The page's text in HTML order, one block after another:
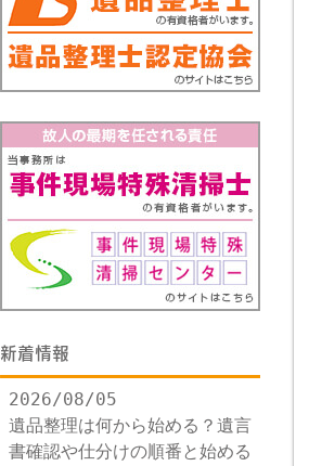
新着情報
2026/08/05
遺品整理は何から始める？遺言
書確認や仕分けの順番と始める